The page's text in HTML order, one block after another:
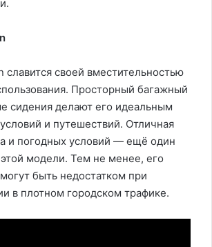
славится своей вместительностью
Просторный багажный
сидения делают его идеальным
и путешествий. Отличная
и погодных условий — ещё один
модели. Тем не менее, его
быть недостатком при
в плотном городском трафике.